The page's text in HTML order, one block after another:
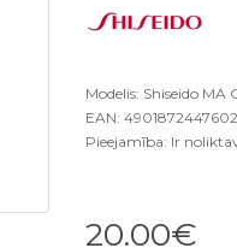
Modelis: Shiseido
EAN: 4901872447602
Pieejamība: Ir
20.00€